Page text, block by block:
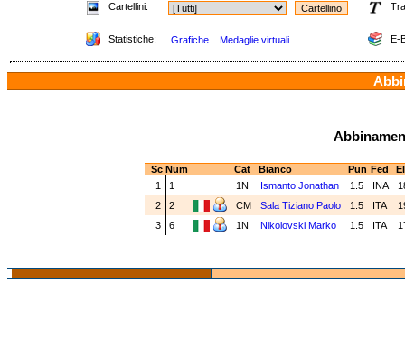
Cartellini:
Statistiche: Grafiche Medaglie virtuali E-
Sc Num Cat Bianco Pun Fed
1
1 1N Ismanto Jonathan 1.5 INA
2
2 CM Sala Tiziano Paolo 1.5 ITA
3
6 1N Nikolovski Marko 1.5 ITA